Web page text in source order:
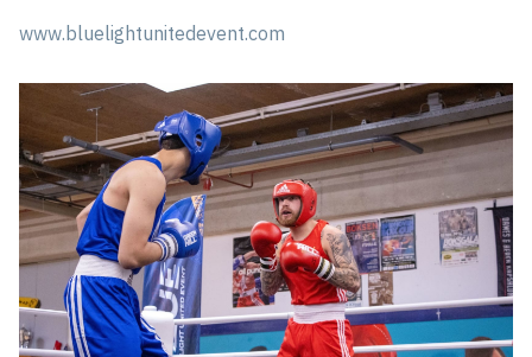
www.bluelightunitedevent.com